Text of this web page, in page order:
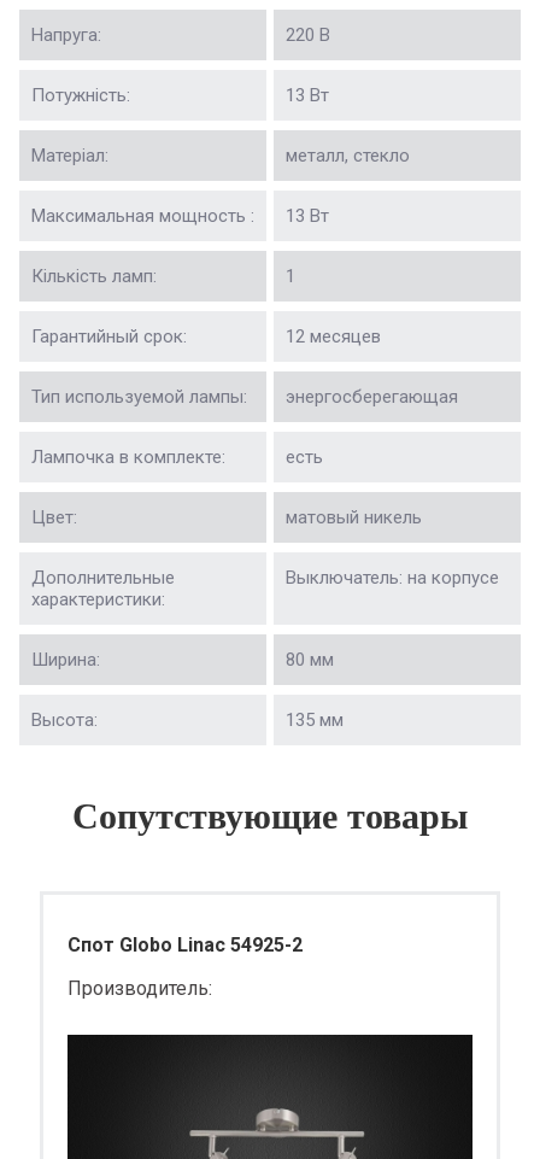
Напруга: 220 В
Потужність: 13 Вт
Матеріал: металл, стекло
Максимальная мощность : 13 Вт
Кількість ламп: 1
Гарантийный срок: 12 месяцев
Тип используемой лампы: энергосберегающая
Лампочка в комплекте: есть
Цвет: матовый никель
Дополнительные
характеристики:
Выключатель: на корпусе
Ширина: 80 мм
Высота: 135 мм
Сопутствующие товары
Спот Globo Linac 54925-2
Производитель: